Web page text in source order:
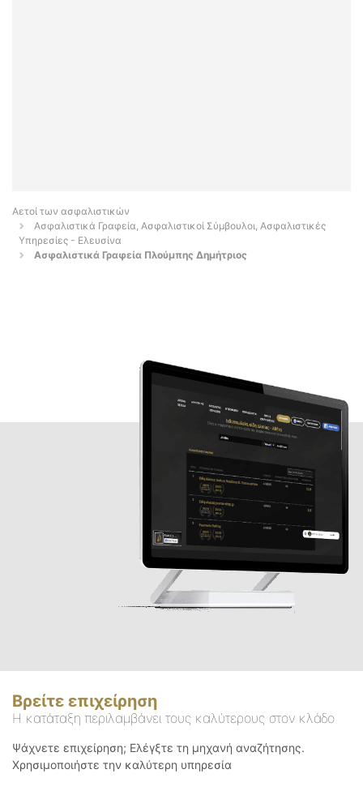
Αετοί των ασφαλιστικών
Ασφαλιστικά Γραφεία, Ασφαλιστικοί Σύμβουλοι, Ασφαλιστικές
Υπηρεσίες - Ελευσίνα
Ασφαλιστικά Γραφεία Πλούμπης Δημήτριος
Βρείτε επιχείρηση
Η κατάταξη περιλαμβάνει τους καλύτερους στον κλάδο
Ψάχνετε επιχείρηση; Ελέγξτε τη μηχανή αναζήτησης.
Χρησιμοποιήστε την καλύτερη υπηρεσία